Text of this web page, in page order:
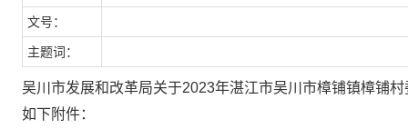
文号：
主题词：
吴川市发展和改革局关于2023年湛江市吴川市樟铺镇樟铺
如下附件：